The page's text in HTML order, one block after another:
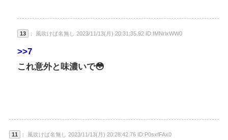
13 ： 風吹けば名無し 2023/11/13(月) 20:31:35.92 ID:IMNrlxWW0
>>7
これ意外と味濃いで😳
11 ： 風吹けば名無し 2023/11/13(月) 20:28:42.76 ID:P0sxfFAx0